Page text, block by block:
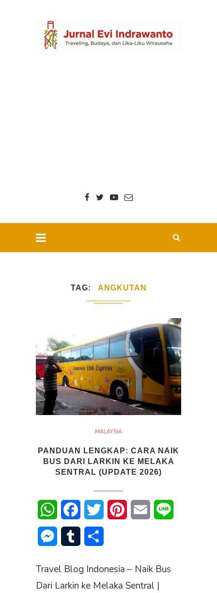
TAG ANGKUTAN
MALAYSIA
PANDUAN LENGKAP: CARA NAIK
BUS DARI LARKIN KE MELAKA
SENTRAL (UPDATE 2026)
WhatsAppFacebookTwitter PinterestEmail
Messenger
Tumblr
Travel Blog Indonesia – Naik Bus
Dari Larkin ke Melaka Sentral |